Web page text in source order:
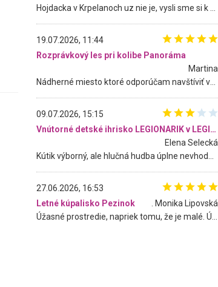
19.07.2026, 11:44
Rozprávkový les pri kolibe Panoráma
Martina
09.07.2026, 15:15
Vnútorné detské ihrisko LEGIONARIK v LEGIA Fitness
Elena Selecká
27.06.2026, 16:53
Letné kúpalisko Pezinok
. Monika Lipovská